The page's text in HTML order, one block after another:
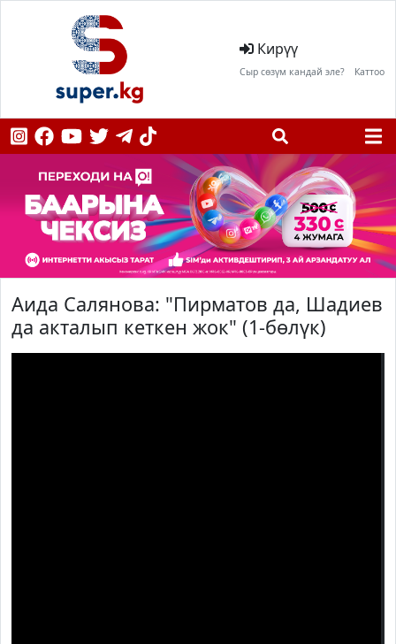
Кирүү
Сыр сөзүм кандай эле? Каттоо
Аида Салянова: "Пирматов да, Шадиев
да акталып кеткен жок" (1-бөлүк)